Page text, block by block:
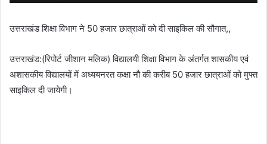
उत्तराखंड शिक्षा विभाग ने 50 हजार छात्राओं को दी साइकिल की सौगात,,
उत्तराखंड:(रिपोर्ट जीशान मलिक) विद्यालयी शिक्षा विभाग के अंतर्गत शासकीय एवं
अशासकीय विद्यालयों में अध्ययनरत कक्षा नौ की करीब 50 हजार छात्राओं को मुफ्त
साइकिल दी जायेगी।